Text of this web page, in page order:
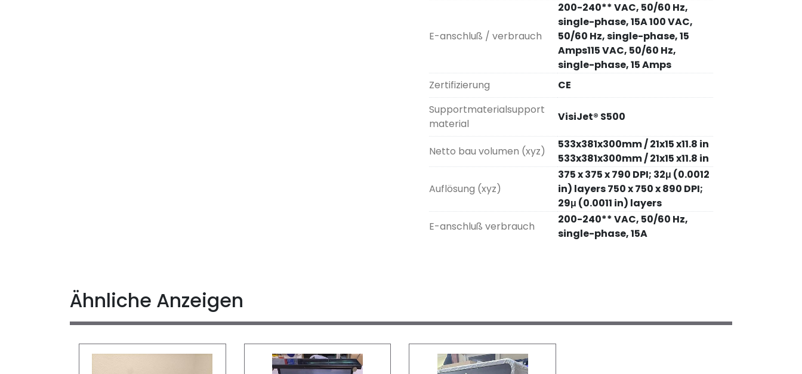
E-anschluß / verbrauch
200-240** VAC, 50/60 Hz,
single-phase, 15A 100 VAC,
50/60 Hz, single-phase, 15
Amps115 VAC, 50/60 Hz,
single-phase, 15 Amps
Zertifizierung
CE
Supportmaterialsupport
material
VisiJet® S500
Netto bau volumen (xyz)
533x381x300mm / 21x15 x11.8 in
533x381x300mm / 21x15 x11.8 in
Auflösung (xyz)
375 x 375 x 790 DPI; 32μ (0.0012
in) layers 750 x 750 x 890 DPI;
29μ (0.0011 in) layers
E-anschluß verbrauch
200-240** VAC, 50/60 Hz,
single-phase, 15A
Ähnliche Anzeigen